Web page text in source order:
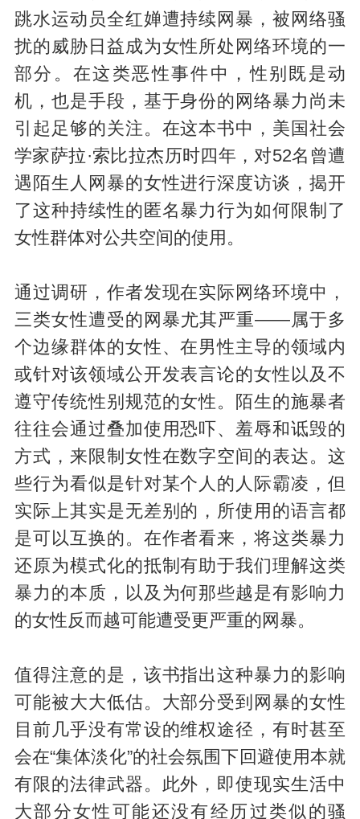
跳水运动员全红婵遭持续网暴，被网络骚
扰的威胁日益成为女性所处网络环境的一
部分。在这类恶性事件中，性别既是动
机，也是手段，基于身份的网络暴力尚未
引起足够的关注。在这本书中，美国社会
学家萨拉·索比拉杰历时四年，对52名曾遭
遇陌生人网暴的女性进行深度访谈，揭开
了这种持续性的匿名暴力行为如何限制了
女性群体对公共空间的使用。
通过调研，作者发现在实际网络环境中，
三类女性遭受的网暴尤其严重——属于多
个边缘群体的女性、在男性主导的领域内
或针对该领域公开发表言论的女性以及不
遵守传统性别规范的女性。陌生的施暴者
往往会通过叠加使用恐吓、羞辱和诋毁的
方式，来限制女性在数字空间的表达。这
些行为看似是针对某个人的人际霸凌，但
实际上其实是无差别的，所使用的语言都
是可以互换的。在作者看来，将这类暴力
还原为模式化的抵制有助于我们理解这类
暴力的本质，以及为何那些越是有影响力
的女性反而越可能遭受更严重的网暴。
值得注意的是，该书指出这种暴力的影响
可能被大大低估。大部分受到网暴的女性
目前几乎没有常设的维权途径，有时甚至
会在“集体淡化”的社会氛围下回避使用本就
有限的法律武器。此外，即使现实生活中
大部分女性可能还没有经历过类似的骚